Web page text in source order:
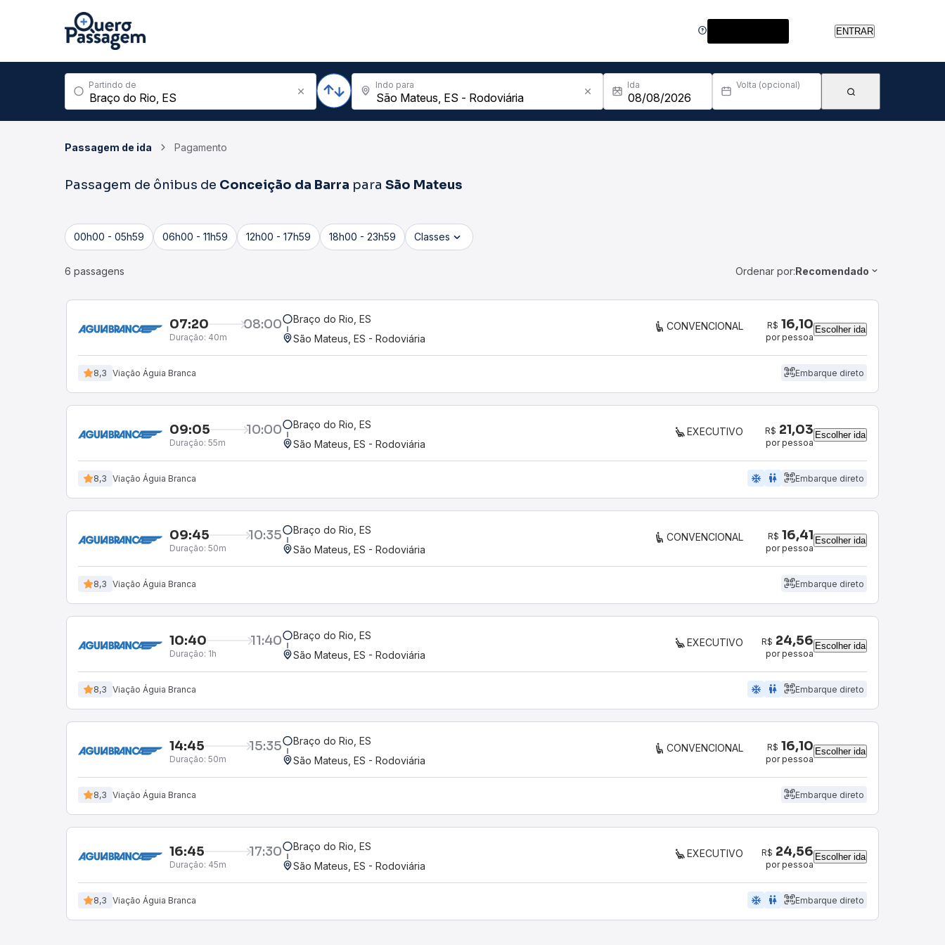
ENTRAR
Partindo de Indo para Ida Volta (opcional)
Passagem de ida Pagamento
Passagem de ônibus de Conceição da Barra para São Mateus
00h00 - 05h59 06h00 - 11h59 12h00 - 17h59 18h00 - 23h59 Classes
6 passagens Ordenar por:Recomendado
07:20 08:00
Duração: 40m
Braço do Rio, ES
São Mateus, ES - Rodoviária
CONVENCIONAL R$ 16,10
por pessoa
Escolher ida
8,3 Viação Águia Branca Embarque direto
09:05 10:00
Duração: 55m
Braço do Rio, ES
São Mateus, ES - Rodoviária
EXECUTIVO R$ 21,03
por pessoa
Escolher ida
8,3 Viação Águia Branca ac_unit wc Embarque direto
09:45 10:35
Duração: 50m
Braço do Rio, ES
São Mateus, ES - Rodoviária
CONVENCIONAL R$ 16,41
por pessoa
Escolher ida
8,3 Viação Águia Branca Embarque direto
10:40 11:40
Duração: 1h
Braço do Rio, ES
São Mateus, ES - Rodoviária
EXECUTIVO R$ 24,56
por pessoa
Escolher ida
8,3 Viação Águia Branca ac_unit wc Embarque direto
14:45 15:35
Duração: 50m
Braço do Rio, ES
São Mateus, ES - Rodoviária
CONVENCIONAL R$ 16,10
por pessoa
Escolher ida
8,3 Viação Águia Branca Embarque direto
16:45 17:30
Duração: 45m
Braço do Rio, ES
São Mateus, ES - Rodoviária
EXECUTIVO R$ 24,56
por pessoa
Escolher ida
8,3 Viação Águia Branca ac_unit wc Embarque direto